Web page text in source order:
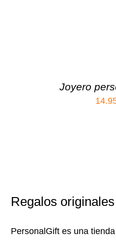
Joyero
Regalos originales
PersonalGift es una